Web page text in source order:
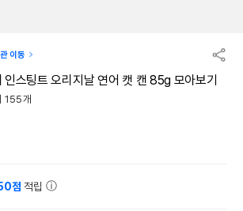
이동
인스팅트 오리지날 연어 캣 캔 85g 모아보기
155개
점 적립